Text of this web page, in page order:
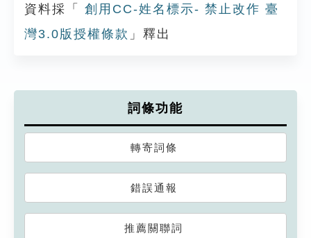
資料採「
創用CC-姓名標示- 禁止改作 臺
灣3.0版授權條款 」釋出
詞條功能
轉寄詞條
錯誤通報
推薦關聯詞